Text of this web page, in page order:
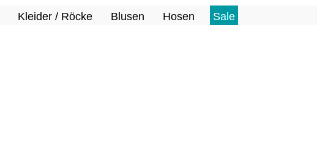
Kleider / Röcke Blusen Hosen Sale